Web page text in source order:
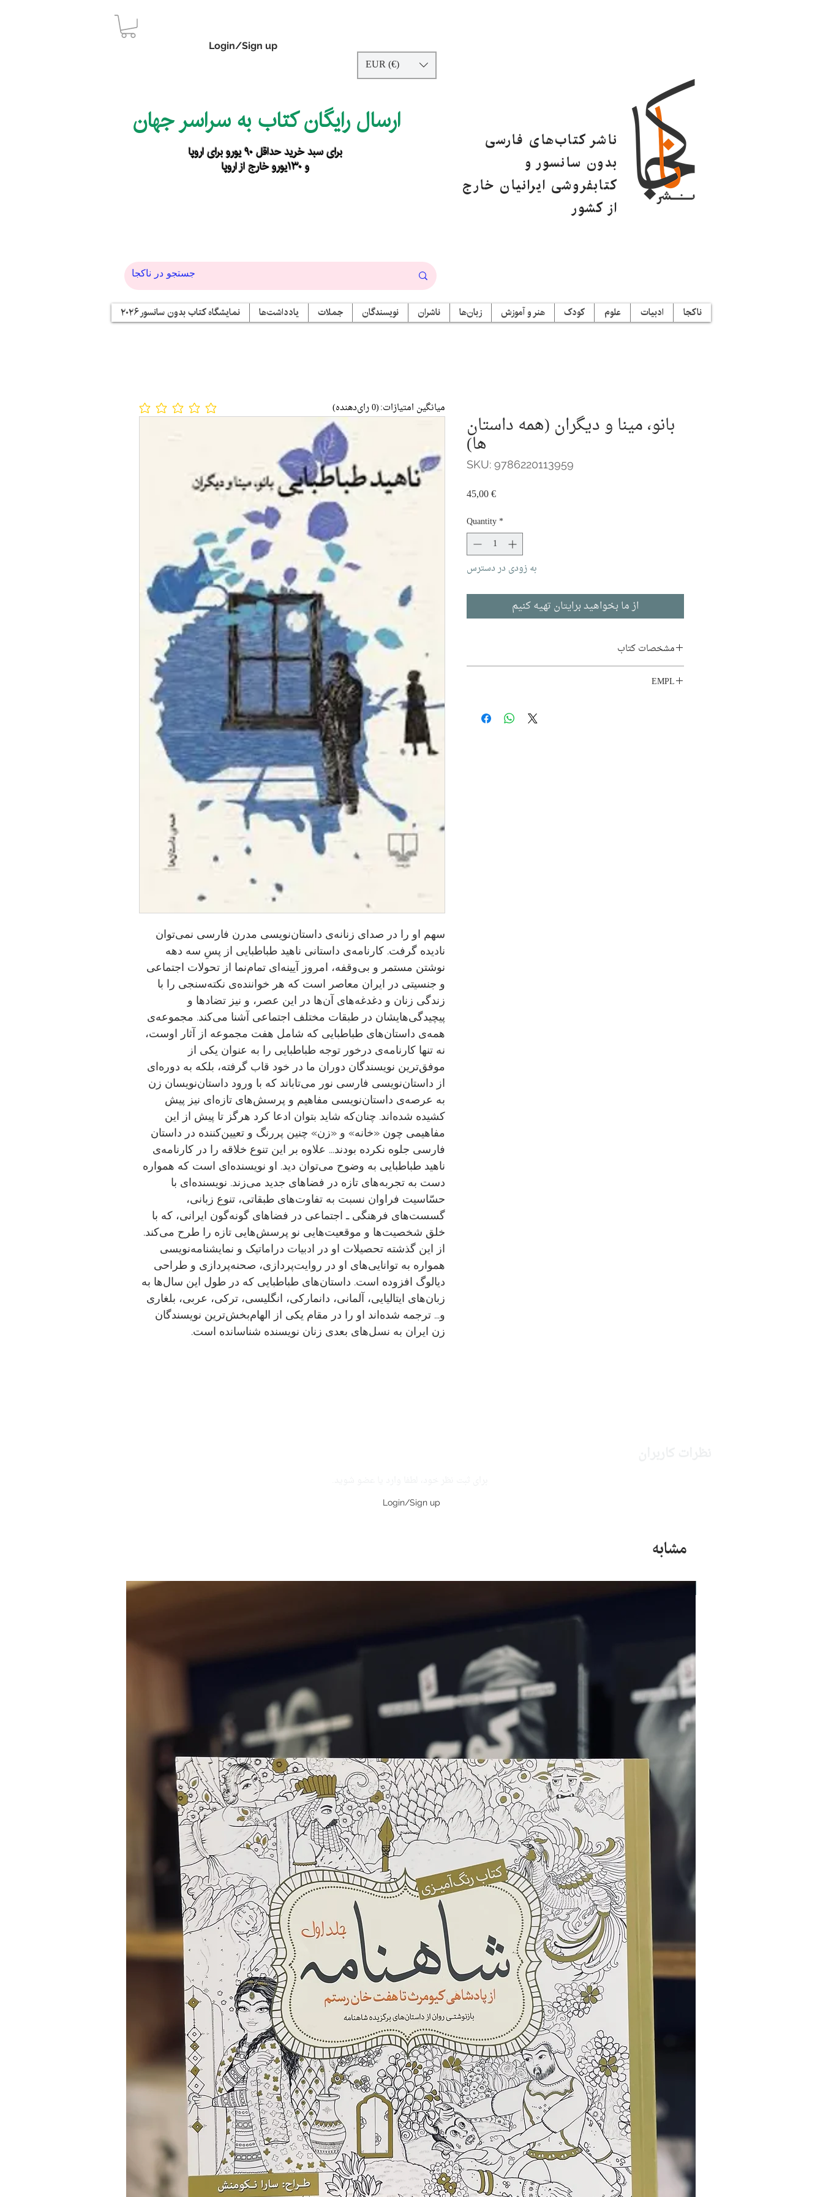
Login/Sign up
EUR (€)
ارسال رایگان کتاب به سراسر جهان
برای سبد خرید حداقل ۹۰ یورو برای اروپا
و ۱۳۰یورو خارج از اروپا
ناشر کتاب‌های فارسی
بدون سانسور و
کتابفروشی ایرانیان خارج
از کشور
ناکجا ادبیات علوم کودک هنر و آموزش زبان‌ها ناشران نویسندگان جملات یادداشت‌ها نمایشگاه کتاب بدون سانسور ۲۰۲۶
سهم او را در صدای زنانه‌ی داستان‌نویسی مدرن فارسی نمی‌توان
نادیده گرفت. کارنامه‌ی داستانی ناهید طباطبایی از پسِ سه دهه
نوشتن مستمر و بی‌وقفه، امروز آیینه‌ای تمام‌نما از تحولات اجتماعی
و جنسیتی در ایران معاصر است که هر خواننده‌ی نکته‌سنجی را با
زندگی زنان و دغدغه‌های آن‌ها در این عصر، و نیز تضادها و
پیچیدگی‌هایشان در طبقات مختلف اجتماعی آشنا می‌کند. مجموعه‌ی
همه‌ی داستان‌های طباطبایی که شامل هفت مجموعه از آثار اوست،
نه تنها کارنامه‌ی درخور توجه طباطبایی را به عنوان یکی از
موفق‌ترین نویسندگان دوران ما در خود قاب گرفته، بلکه به دوره‌ای
از داستان‌نویسی فارسی نور می‌تاباند که با ورود داستان‌نویسان زن
به عرصه‌ی داستان‌نویسی مفاهیم و پرسش‌های تازه‌ای نیز پیش
کشیده شده‌اند. چنان‌که شاید بتوان ادعا کرد هرگز تا پیش از این
مفاهیمی چون «خانه» و «زن» چنین پررنگ و تعیین‌کننده در داستان
فارسی جلوه نکرده‌ بودند... علاوه بر این تنوع خلاقه را در کارنامه‌ی
ناهید طباطبایی به وضوح می‌توان دید. او نویسنده‌ای است که همواره
دست به تجربه‌های تازه در فضاهای جدید می‌زند. نویسنده‌ای با
حسّاسیت فراوان نسبت به تفاوت‌های‌ طبقاتی، تنوع زبانی،
گسست‌های فرهنگی ـ اجتماعی در فضاهای گونه‌گون ایرانی، که با
خلق شخصیت‌ها و موقعیت‌هایی نو پرسش‌هایی تازه را طرح می‌کند.
از این گذشته تحصیلات او در ادبیات دراماتیک و نمایشنامه‌نویسی
همواره به توانایی‌های او در روایت‌پردازی، صحنه‌پردازی و طراحی
دیالوگ افزوده است. داستان‌های طباطبایی که در طول این سال‌ها به
زبان‌های ایتالیایی، آلمانی، دانمارکی، انگلیسی، ترکی، عربی، بلغاری
و... ترجمه شده‌اند او را در مقام یکی از الهام‌بخش‌ترین نویسندگان
زن ایران به نسل‌های بعدی زنان نویسنده شناسانده است.
بانو، مینا و دیگران (همه داستان
ها)
SKU: 9786220113959
45,00 €Price
Quantity*
به زودی در دسترس
از ما بخواهید برایتان تهیه کنیم
مشخصات کتاب
نویسنده:
EMPL
No ratings yet میانگین امتیازات:(0 رای‌دهنده)
Login/Sign up
مشابه